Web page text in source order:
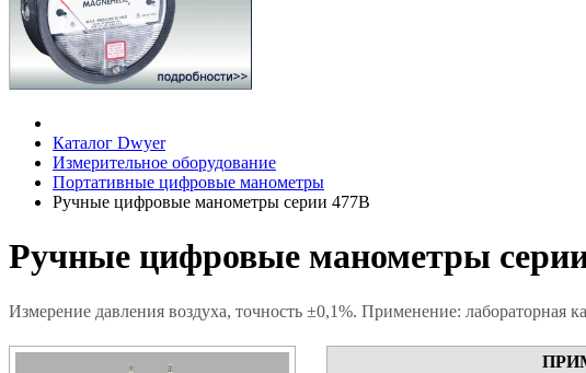
Каталог Dwyer
Измерительное оборудование
Портативные цифровые манометры
Ручные цифровые манометры серии 477B
Ручные цифровые манометры
Измерение давления воздуха, точность ±0,1%. Применение: лабораторная